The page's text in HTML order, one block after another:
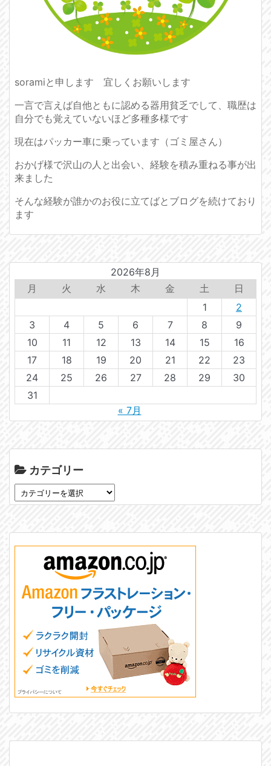
soramiと申します 宜しくお願いします
一言で言えば自他ともに認める器用貧乏でして、職歴は
自分でも覚えていないほど多種多様です
現在はパッカー車に乗っています（ゴミ屋さん）
おかげ様で沢山の人と出会い、経験を積み重ねる事が出
来ました
そんな経験が誰かのお役に立てばとブログを続けており
ます
2026年8月
月
火 水 木 金 土
日
1
2
3
4 5 6 7 8
9
10
11 12 13 14 15
16
17
18 19 20 21 22
23
24
25 26 27 28 29
30
31
« 7月
カテゴリー